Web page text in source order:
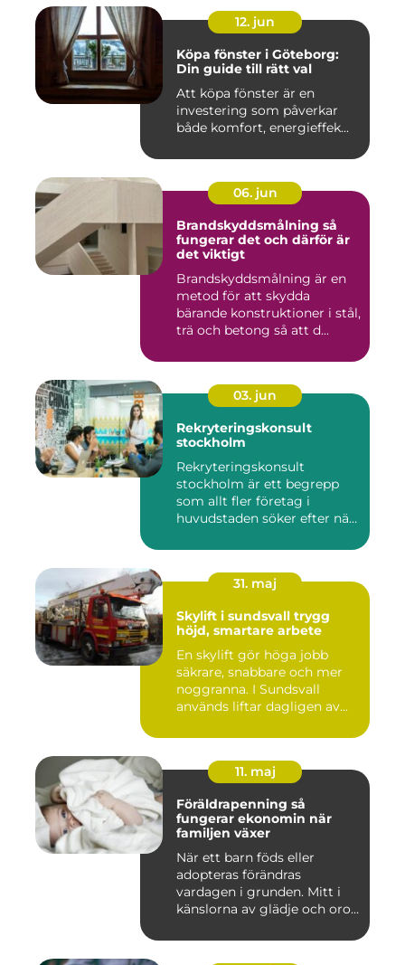
12. jun
Köpa fönster i Göteborg:
Din guide till rätt val
Att köpa fönster är en
investering som påverkar
både komfort, energieffek...
06. jun
Brandskyddsmålning så
fungerar det och därför är
det viktigt
Brandskyddsmålning är en
metod för att skydda
bärande konstruktioner i stål,
trä och betong så att d...
03. jun
Rekryteringskonsult
stockholm
Rekryteringskonsult
stockholm är ett begrepp
som allt fler företag i
huvudstaden söker efter när
31. maj
Skylift i sundsvall trygg
höjd, smartare arbete
En skylift gör höga jobb
säkrare, snabbare och mer
noggranna. I Sundsvall
används liftar dagligen av...
11. maj
Föräldrapenning så
fungerar ekonomin när
familjen växer
När ett barn föds eller
adopteras förändras
vardagen i grunden. Mitt i
känslorna av glädje och oro